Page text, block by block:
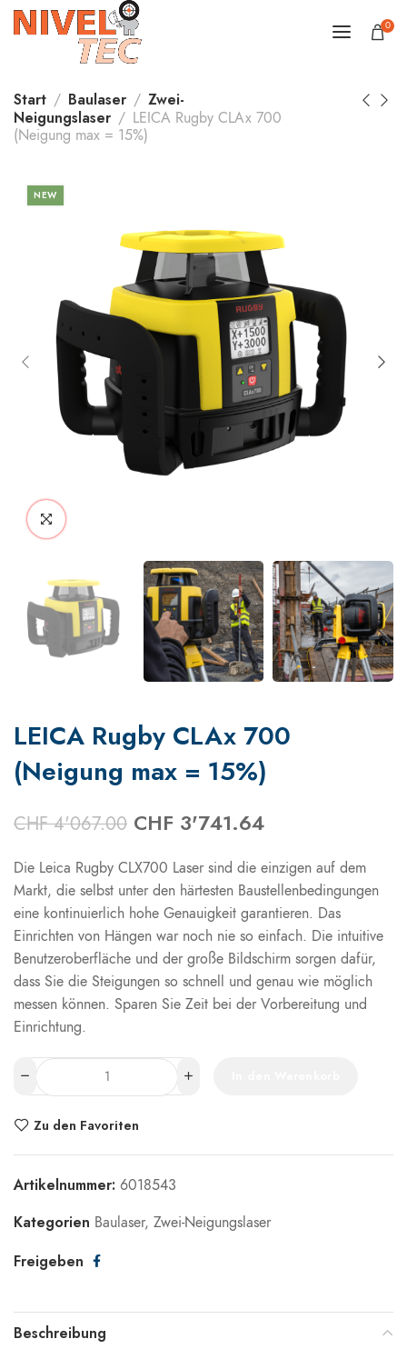
0
Start Baulaser
Zwei-
Neigungslaser
LEICA Rugby CLAx 700
(Neigung max = 15%)
NEW
LEICA Rugby CLAx 700
(Neigung max = 15%)
CHF4'067.00 CHF 3'741.64
Die Leica Rugby CLX700 Laser sind die einzigen auf dem
Markt, die selbst unter den härtesten Baustellenbedingungen
eine kontinuierlich hohe Genauigkeit garantieren. Das
Einrichten von Hängen war noch nie so einfach. Die intuitive
Benutzeroberfläche und der große Bildschirm sorgen dafür,
dass Sie die Steigungen so schnell und genau wie möglich
messen können. Sparen Sie Zeit bei der Vorbereitung und
Einrichtung.
Zu den Favoriten
Artikelnummer: 6018543
Kategorien Baulaser, Zwei-Neigungslaser
Freigeben
Beschreibung